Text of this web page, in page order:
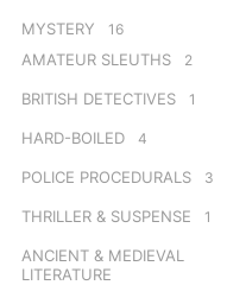
MYSTERY 16
AMATEUR SLEUTHS 2
BRITISH DETECTIVES 1
HARD-BOILED 4
POLICE PROCEDURALS 3
THRILLER & SUSPENSE 1
ANCIENT & MEDIEVAL
LITERATURE